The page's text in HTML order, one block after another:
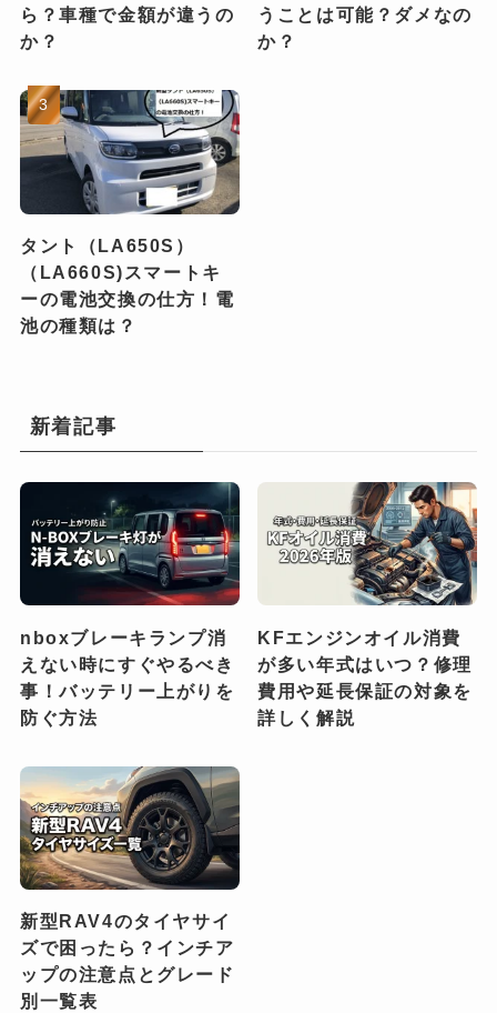
ら？車種で金額が違うの
か？
うことは可能？ダメなの
か？
タント（LA650S）
（LA660S)スマートキ
ーの電池交換の仕方！電
池の種類は？
新着記事
nboxブレーキランプ消
えない時にすぐやるべき
事！バッテリー上がりを
防ぐ方法
KFエンジンオイル消費
が多い年式はいつ？修理
費用や延長保証の対象を
詳しく解説
新型RAV4のタイヤサイ
ズで困ったら？インチア
ップの注意点とグレード
別一覧表